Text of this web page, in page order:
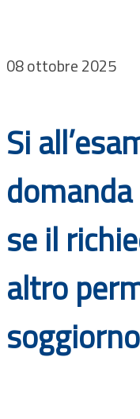
Progetti
Bandi
Guide
08 ottobre 2025
Si
se il
altro
soggiorno